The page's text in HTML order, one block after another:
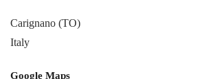
Carignano (TO)
Italy
Google Maps